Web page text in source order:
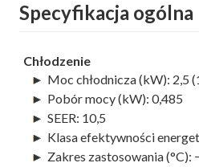
Specyfikacja ogólna
Chłodzenie
Moc chłodnicza (kW): 2,5
Pobór mocy (kW): 0,485
SEER: 10,5
Klasa efektywności
Zakres zastosowania (°C):